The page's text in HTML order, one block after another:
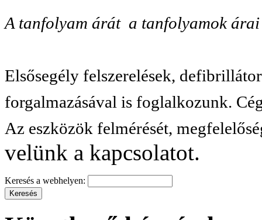
A tanfolyam árát a tanfolyamok
Elsősegély felszerelések,
forgalmazásával is foglalkozunk.
Az eszközök felmérését,
velünk a kapcsolatot.
Keresés a webhelyen: